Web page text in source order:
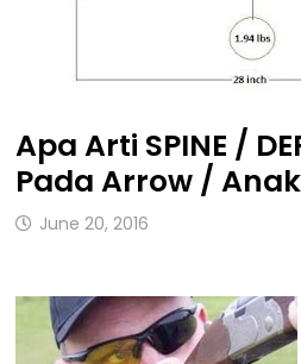
Apa Arti SPINE /
Pada Arrow /
June 20, 2016